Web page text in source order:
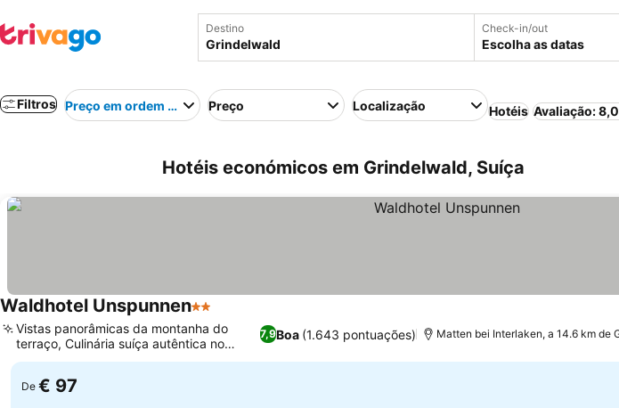
Destino Check-in/out
Escolha as datas
Filtros Preço em ordem crescentePreço Localização Hotéis Avaliação:
Hotéis económicos em Grindelwald, Suíça
Waldhotel Unspunnen2 Estrelas
7,9Boa (1.643 pontuações)
Vistas panorâmicas da montanha do
terraço, Culinária suíça autêntica no
Schnadis
Matten bei Interlaken, a 14.6 km de
De € 97